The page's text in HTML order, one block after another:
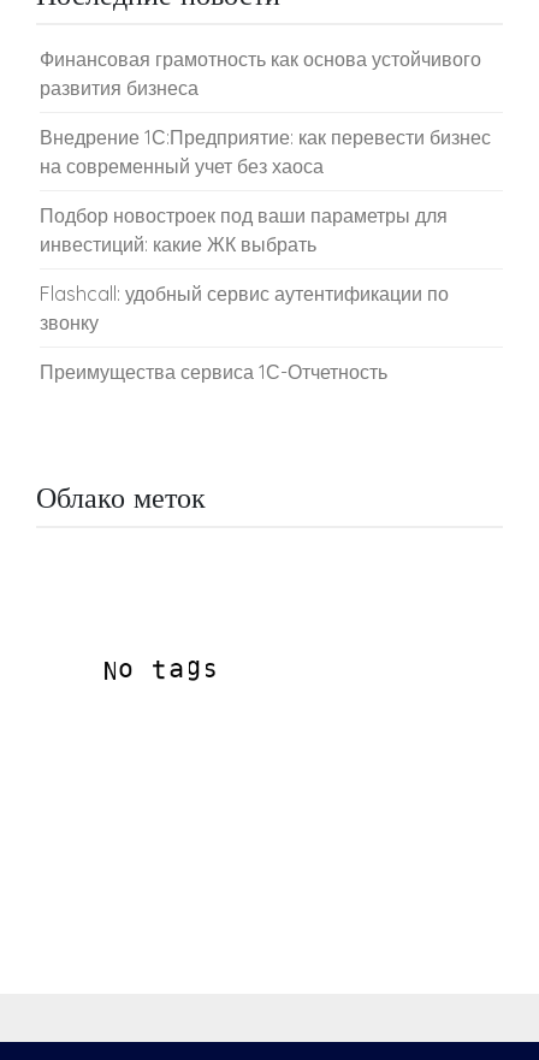
Финансовая грамотность как основа устойчивого
развития бизнеса
Внедрение 1С:Предприятие: как перевести бизнес
на современный учет без хаоса
Подбор новостроек под ваши параметры для
инвестиций: какие ЖК выбрать
Flashcall: удобный сервис аутентификации по
звонку
Преимущества сервиса 1С-Отчетность
Облако меток